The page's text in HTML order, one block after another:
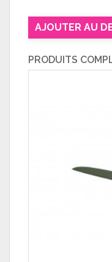
AJOUTER AU
PRODUITS